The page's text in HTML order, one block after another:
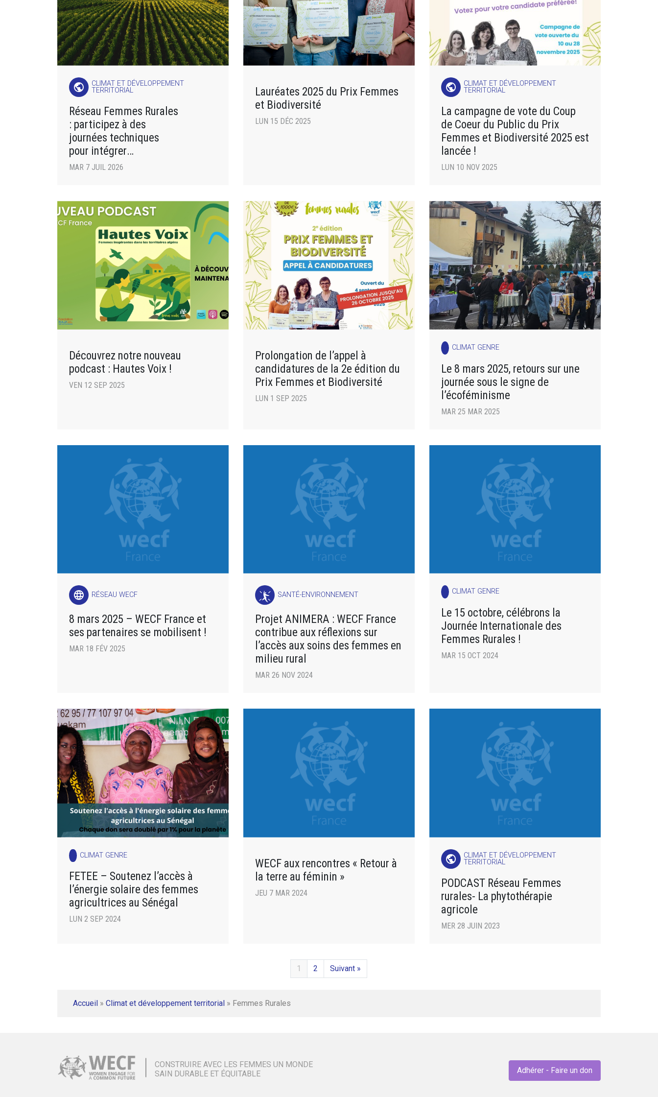
public
CLIMAT ET DÉVELOPPEMENT
TERRITORIAL
Réseau Femmes Rurales
: participez à des
journées techniques
pour intégrer
des pratiques agricoles
MAR 7 JUIL 2026
Lauréates 2025 du Prix Femmes
et Biodiversité
LUN 15 DÉC 2025
public
CLIMAT ET DÉVELOPPEMENT
TERRITORIAL
La campagne de vote du Coup
de Coeur du Public du Prix
Femmes et Biodiversité 2025 est
lancée !
LUN 10 NOV 2025
Découvrez notre nouveau
podcast : Hautes Voix !
VEN 12 SEP 2025
Prolongation de l’appel à
candidatures de la 2e édition du
Prix Femmes et Biodiversité
LUN 1 SEP 2025
CLIMAT GENRE
Le 8 mars 2025, retours sur une
journée sous le signe de
l’écoféminisme
MAR 25 MAR 2025
language RÉSEAU WECF
8 mars 2025 – WECF France et
ses partenaires se mobilisent !
MAR 18 FÉV 2025
SANTÉ-ENVIRONNEMENT
Projet ANIMERA : WECF France
contribue aux réflexions sur
l’accès aux soins des femmes en
milieu rural
MAR 26 NOV 2024
CLIMAT GENRE
Le 15 octobre, célébrons la
Journée Internationale des
Femmes Rurales !
MAR 15 OCT 2024
CLIMAT GENRE
FETEE – Soutenez l’accès à
l’énergie solaire des femmes
agricultrices au Sénégal
LUN 2 SEP 2024
WECF aux rencontres « Retour à
la terre au féminin »
JEU 7 MAR 2024
public
CLIMAT ET DÉVELOPPEMENT
TERRITORIAL
PODCAST Réseau Femmes
rurales- La phytothérapie
agricole
MER 28 JUIN 2023
1 2 Suivant »
Accueil » Climat et développement territorial » Femmes Rurales
CONSTRUIRE AVEC LES FEMMES UN MONDE
SAIN DURABLE ET ÉQUITABLE
Adhérer - Faire un don